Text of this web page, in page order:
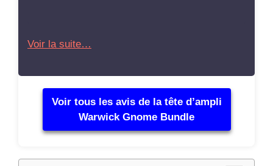
Voir la suite…
Voir tous les avis de la tête d’ampli
Warwick Gnome Bundle